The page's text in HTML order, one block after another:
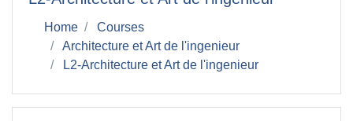
Home
Courses
Architecture et Art de l'ingenieur
L2-Architecture et Art de l'ingenieur